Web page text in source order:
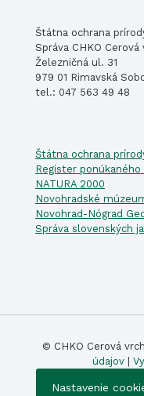
Štátna ochrana
Správa CHKO Cerová
Železničná ul. 31
979 01 Rimavská
tel.: 047 563 49 48
Štátna ochrana
Register
NATURA 2000
Novohradské
Novohrad-Nógrad
Správa slovenských
© CHKO Cerová
údajov|
Nastavenie